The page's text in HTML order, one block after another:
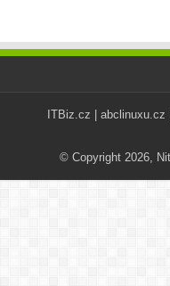
ITBiz.cz abclinuxu.cz
© Copyright 2026,